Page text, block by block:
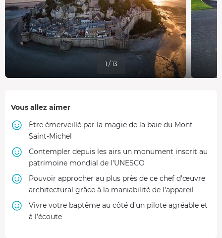
1 / 13
Vous allez aimer
Être émerveillé par la magie de la baie du Mont
Saint-Michel
Contempler depuis les airs un monument inscrit au
patrimoine mondial de l’UNESCO
Pouvoir approcher au plus près de ce chef d’œuvre
architectural grâce à la maniabilité de l’appareil
Vivre votre baptême au côté d’un pilote agréable et
à l’écoute